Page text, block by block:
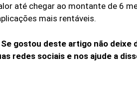
até chegar ao montante de 6
mais rentáveis.
gostou deste artigo não
redes sociais e nos ajude a